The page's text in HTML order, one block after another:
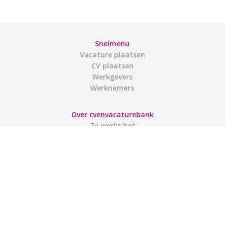
Snelmenu
Vacature plaatsen
CV plaatsen
Werkgevers
Werknemers
Over cvenvacaturebank
Zo werkt het